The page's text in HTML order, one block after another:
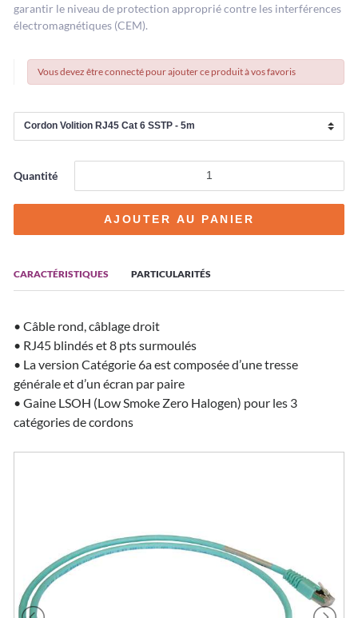
CARACTÉRISTIQUES PARTICULARITÉS
• Câble rond, câblage droit
• RJ45 blindés et 8 pts surmoulés
• La version Catégorie 6a est composée d’une tresse
générale et d’un écran par paire
• Gaine LSOH (Low Smoke Zero Halogen) pour les 3
catégories de cordons
garantir le niveau de protection approprié contre les interférences
électromagnétiques (CEM).
Vous devez être connecté pour ajouter ce produit à vos favoris
Quantité